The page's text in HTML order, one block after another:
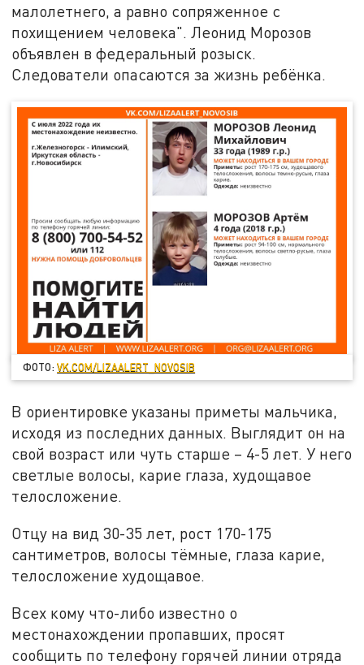
малолетнего, а равно сопряженное с
похищением человека". Леонид Морозов
объявлен в федеральный розыск.
Следователи опасаются за жизнь ребёнка.
ФОТО:VK.COM/LIZAALERT_NOVOSIB
В ориентировке указаны приметы мальчика,
исходя из последних данных. Выглядит он на
свой возраст или чуть старше – 4-5 лет. У него
светлые волосы, карие глаза, худощавое
телосложение.
Отцу на вид 30-35 лет, рост 170-175
сантиметров, волосы тёмные, глаза карие,
телосложение худощавое.
Всех кому что-либо известно о
местонахождении пропавших, просят
сообщить по телефону горячей линии отряда